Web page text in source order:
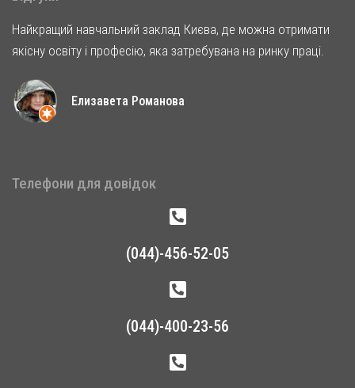
Найкращий навчальний заклад Києва, де можна отримати
якісну освіту і професію, яка затребувана на ринку праці.
Елизавета Романова
Телефони для довідок
(044)-456-52-05
(044)-400-23-56